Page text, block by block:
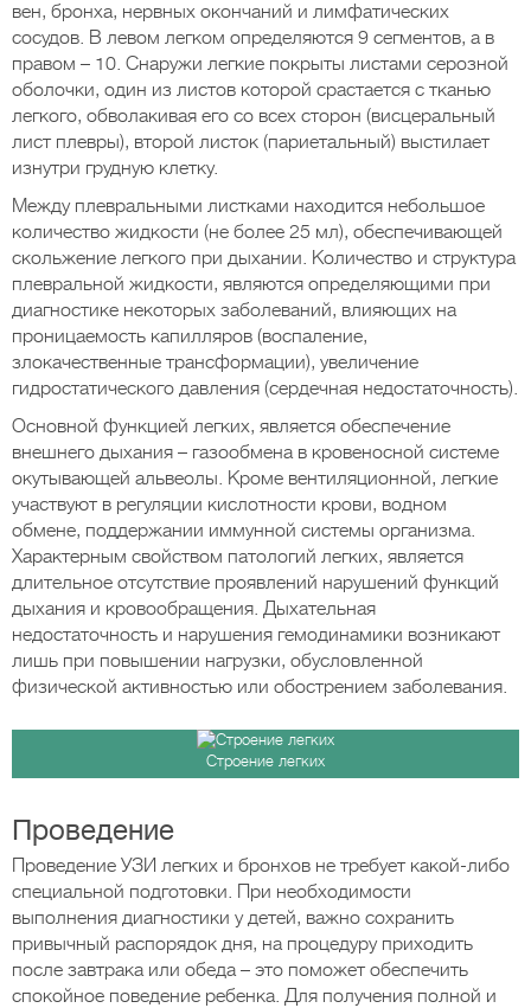
вен, бронха, нервных окончаний и лимфатических
сосудов. В левом легком определяются 9 сегментов, а в
правом – 10. Снаружи легкие покрыты листами серозной
оболочки, один из листов которой срастается с тканью
легкого, обволакивая его со всех сторон (висцеральный
лист плевры), второй листок (париетальный) выстилает
изнутри грудную клетку.
Между плевральными листками находится небольшое
количество жидкости (не более 25 мл), обеспечивающей
скольжение легкого при дыхании. Количество и структура
плевральной жидкости, являются определяющими при
диагностике некоторых заболеваний, влияющих на
проницаемость капилляров (воспаление,
злокачественные трансформации), увеличение
гидростатического давления (сердечная недостаточность).
Основной функцией легких, является обеспечение
внешнего дыхания – газообмена в кровеносной системе
окутывающей альвеолы. Кроме вентиляционной, легкие
участвуют в регуляции кислотности крови, водном
обмене, поддержании иммунной системы организма.
Характерным свойством патологий легких, является
длительное отсутствие проявлений нарушений функций
дыхания и кровообращения. Дыхательная
недостаточность и нарушения гемодинамики возникают
лишь при повышении нагрузки, обусловленной
физической активностью или обострением заболевания.
Строение легких
Проведение
Проведение УЗИ легких и бронхов не требует какой-либо
специальной подготовки. При необходимости
выполнения диагностики у детей, важно сохранить
привычный распорядок дня, на процедуру приходить
после завтрака или обеда – это поможет обеспечить
спокойное поведение ребенка. Для получения полной и